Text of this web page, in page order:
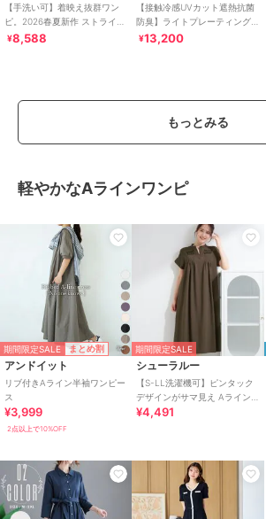
【手洗い可】着映え抜群ワン
ピ。2026春夏新作 ストライプ
アソートシアーカラータック
¥8,588
【接触冷感UVカット遮熱抗菌
防臭】ライトプレーティング
ワンピース
¥13,200
もっとみる
軽やかなAラインワンピ
期間限定SALE まとめ割
アンドイット
リブ付きAライン半袖ワンピー
ス
¥3,999
2点以上で10%OFF
期間限定SALE
シューラルー
【S-LL洗濯機可】ピンタック
デザインがサマ見え Aライン
ワンピース
¥4,491